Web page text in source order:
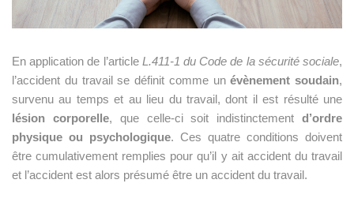
p
a
e
En application de l’article L.411-1 du Code de la sécurité sociale,
l’accident du travail se définit comme unévènement soudain,
survenu au temps et au lieu du travail, dont il est résulté une
lésion corporelle, que celle-ci soit indistinctementd’ordre
physique ou psychologique. Ces quatre conditions doivent
être cumulativement remplies pour qu’il y ait accident du travail
et l’accident est alors présumé être un accident du travail.